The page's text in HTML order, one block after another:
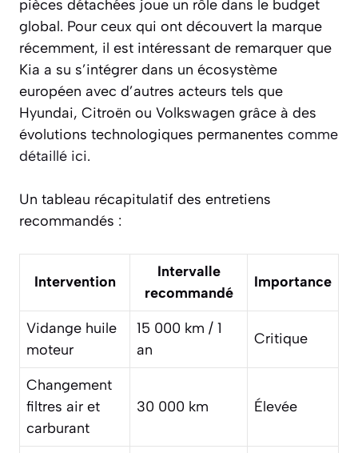
pièces détachées joue un rôle dans le budget
global. Pour ceux qui ont découvert la marque
récemment, il est intéressant de remarquer que
Kia a su s’intégrer dans un écosystème
européen avec d’autres acteurs tels que
Hyundai, Citroën ou Volkswagen grâce à des
évolutions technologiques permanentes comme
détaillé ici.
Un tableau récapitulatif des entretiens
recommandés :
Intervention
Intervalle
recommandé
Importance
Vidange huile
moteur
15 000 km / 1
an
Critique
Changement
filtres air et
carburant
30 000 km Élevée